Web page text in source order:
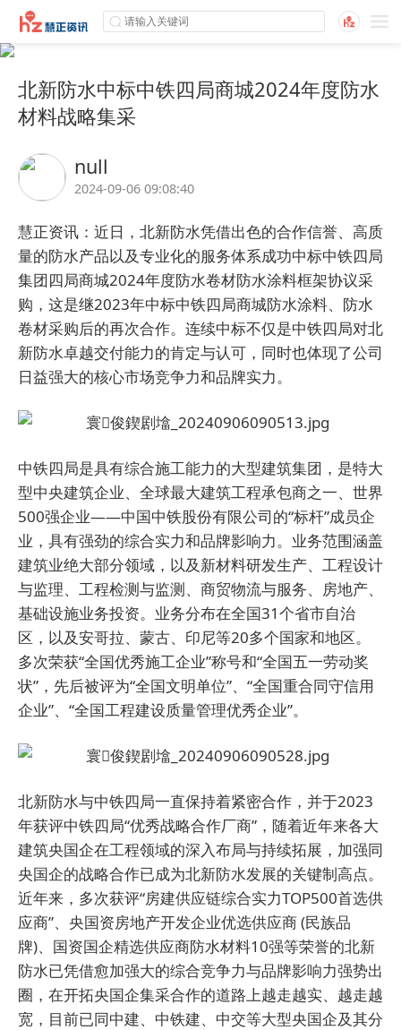
北新防水中标中铁四局商城2024年度防水
材料战略集采
null
2024-09-06 09:08:40
慧正资讯：近日，北新防水凭借出色的合作信誉、高质
量的防水产品以及专业化的服务体系成功中标中铁四局
集团四局商城2024年度防水卷材防水涂料框架协议采
购，这是继2023年中标中铁四局商城防水涂料、防水
卷材采购后的再次合作。连续中标不仅是中铁四局对北
新防水卓越交付能力的肯定与认可，同时也体现了公司
日益强大的核心市场竞争力和品牌实力。
中铁四局是具有综合施工能力的大型建筑集团，是特大
型中央建筑企业、全球最大建筑工程承包商之一、世界
500强企业——中国中铁股份有限公司的“标杆”成员企
业，具有强劲的综合实力和品牌影响力。业务范围涵盖
建筑业绝大部分领域，以及新材料研发生产、工程设计
与监理、工程检测与监测、商贸物流与服务、房地产、
基础设施业务投资。业务分布在全国31个省市自治
区，以及安哥拉、蒙古、印尼等20多个国家和地区。
多次荣获“全国优秀施工企业”称号和“全国五一劳动奖
状”，先后被评为“全国文明单位”、“全国重合同守信用
企业”、“全国工程建设质量管理优秀企业”。
北新防水与中铁四局一直保持着紧密合作，并于2023
年获评中铁四局“优秀战略合作厂商”，随着近年来各大
建筑央国企在工程领域的深入布局与持续拓展，加强同
央国企的战略合作已成为北新防水发展的关键制高点。
近年来，多次获评“房建供应链综合实力TOP500首选供
应商”、央国资房地产开发企业优选供应商 (民族品
牌)、国资国企精选供应商防水材料10强等荣誉的北新
防水已凭借愈加强大的综合竞争力与品牌影响力强势出
圈，在开拓央国企集采合作的道路上越走越实、越走越
宽，目前已同中建、中铁建、中交等大型央国企及其分